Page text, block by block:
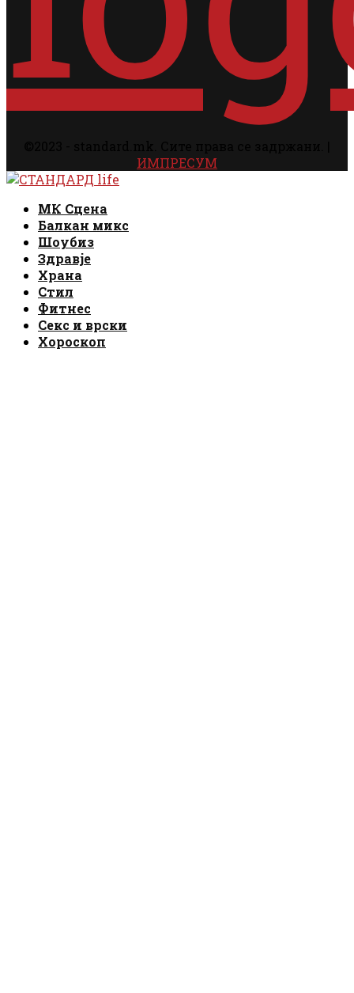
ИМПРЕСУМ
Facebook
Instagram
Email
Rss
МК Сцена
Балкан микс
Шоубиз
Здравје
Храна
Стил
Фитнес
Секс и врски
Хороскоп